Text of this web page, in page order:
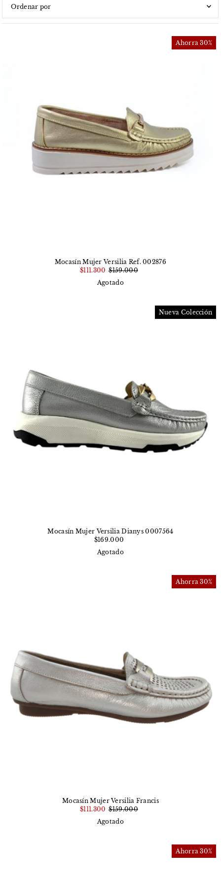
Características
Precio, mayor a menor
Fecha: antiguo(a) a reciente
Fecha: reciente a antiguo(a)
Ahorra 30%
Mocasín Mujer Versilia Ref. 002876
$111.300 $159.000
Agotado
Nueva Colección
Mocasín Mujer Versilia Dianys 0007564
$169.000
Agotado
Ahorra 30%
Mocasín Mujer Versilia Francis
$111.300 $159.000
Agotado
Ahorra 30%